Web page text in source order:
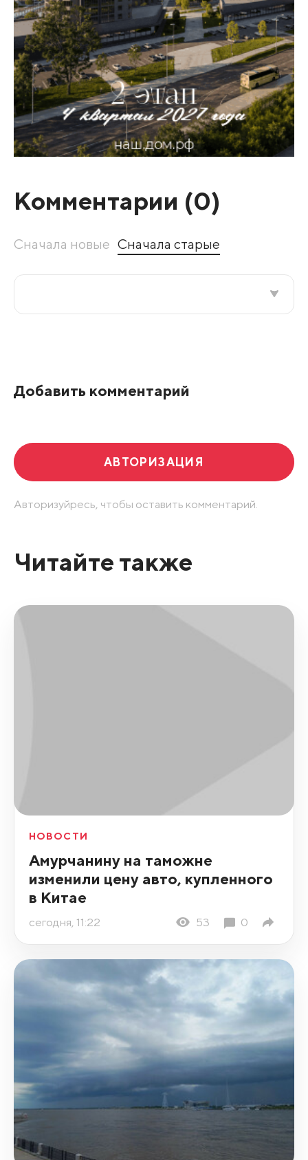
Комментарии (0)
Сначала новые Сначала старые
Добавить комментарий
АВТОРИЗАЦИЯ
Авторизуйресь, чтобы оставить комментарий.
Читайте также
НОВОСТИ
Амурчанину на таможне
изменили цену авто, купленного
в Китае
сегодня, 11:22 53 0